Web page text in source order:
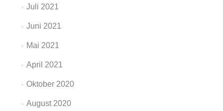
Juli 2021
Juni 2021
Mai 2021
April 2021
Oktober 2020
August 2020